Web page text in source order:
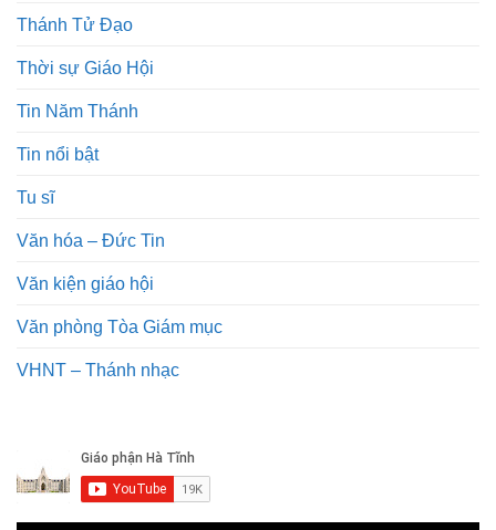
Thánh Tử Đạo
Thời sự Giáo Hội
Tin Năm Thánh
Tin nổi bật
Tu sĩ
Văn hóa – Đức Tin
Văn kiện giáo hội
Văn phòng Tòa Giám mục
VHNT – Thánh nhạc